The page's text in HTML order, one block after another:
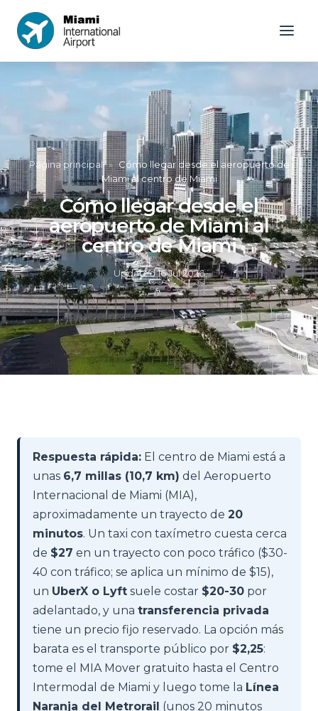
Página principal » Cómo llegar desde el aeropuerto de
Miami al centro de Miami
Cómo llegar desde el
aeropuerto de Miami al
centro de Miami
Updated16 Jul 2026
Respuesta rápida: El centro de Miami está a
unas 6,7 millas (10,7 km) del Aeropuerto
Internacional de Miami (MIA),
aproximadamente un trayecto de 20
minutos. Un taxi con taxímetro cuesta cerca
de $27 en un trayecto con poco tráfico ($30-
40 con tráfico; se aplica un mínimo de $15),
un UberX o Lyft suele costar $20-30 por
adelantado, y una transferencia privada
tiene un precio fijo reservado. La opción más
barata es el transporte público por $2,25:
tome el MIA Mover gratuito hasta el Centro
Intermodal de Miami y luego tome la Línea
Naranja del Metrorail (unos 20 minutos